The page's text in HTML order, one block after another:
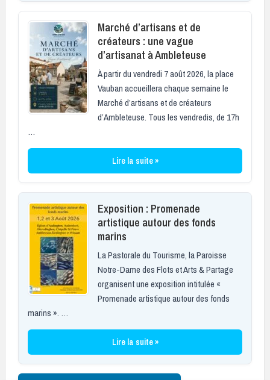
Marché d’artisans et de
créateurs : une vague
d’artisanat à Ambleteuse
À partir du vendredi 7 août 2026, la place
Vauban accueillera chaque semaine le
Marché d’artisans et de créateurs
d’Ambleteuse. Tous les vendredis, de 17h
…
Lire la suite »
Exposition : Promenade
artistique autour des fonds
marins
La Pastorale du Tourisme, la Paroisse
Notre-Dame des Flots et Arts & Partage
organisent une exposition intitulée «
Promenade artistique autour des fonds
marins ». …
Lire la suite »